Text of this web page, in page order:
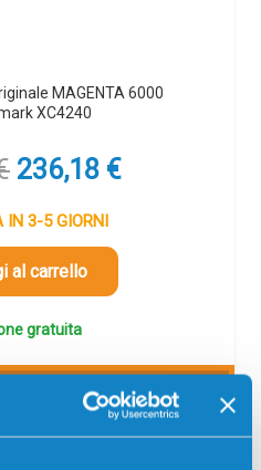
MAGENTA 6000
XC4240
Il
originale
era:
248,61 €.
236,18 €Il
IN 3-5 GIORNI
al carrello
gratuita
min
25
sec